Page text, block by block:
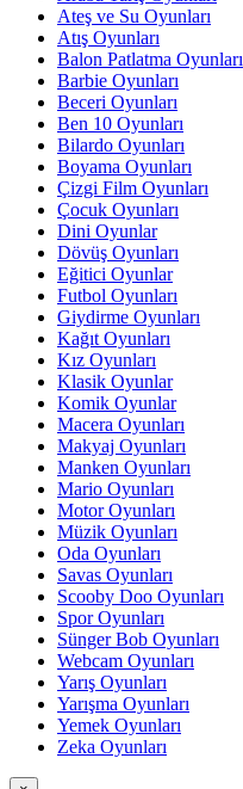
Ateş ve Su Oyunları
Atış Oyunları
Balon Patlatma Oyunları
Barbie Oyunları
Beceri Oyunları
Ben 10 Oyunları
Bilardo Oyunları
Boyama Oyunları
Çizgi Film Oyunları
Çocuk Oyunları
Dini Oyunlar
Dövüş Oyunları
Eğitici Oyunlar
Futbol Oyunları
Giydirme Oyunları
Kağıt Oyunları
Kız Oyunları
Klasik Oyunlar
Komik Oyunlar
Macera Oyunları
Makyaj Oyunları
Manken Oyunları
Mario Oyunları
Motor Oyunları
Müzik Oyunları
Oda Oyunları
Savas Oyunları
Scooby Doo Oyunları
Spor Oyunları
Sünger Bob Oyunları
Webcam Oyunları
Yarış Oyunları
Yarışma Oyunları
Yemek Oyunları
Zeka Oyunları